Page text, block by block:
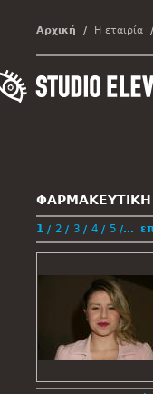
Αρχική Η εταιρία
ΦΑΡΜΑΚΕΥΤΙΚΗ
1 2 3 4 5 …